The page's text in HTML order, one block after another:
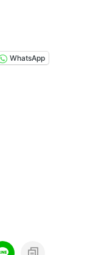
WhatsApp